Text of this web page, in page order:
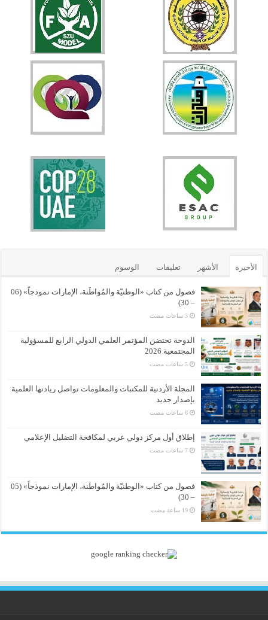
الأخيرة الأشهر تعليقات الوسوم
فصول من كتاب «الوطنيّة والمُواطَنة، الإمارات نموذجاً» (06
– 30)
الدوحة تحتضن المؤتمر العلمي الدولي الرابع للمسؤولية
المجتمعية 2026
المجلة الأردنية للمكتبات والمعلومات تواصل ريادتها العلمية
بإصدار جديد
إطلاق أول مركز دولي عربي لمكافحة التضليل الإعلامي
فصول من كتاب «الوطنيّة والمُواطَنة، الإمارات نموذجاً» (05
– 30)